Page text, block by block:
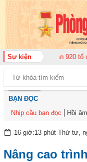
Sự kiện
Không quân 920 tổ chức
BẠN ĐỌC
Nhịp cầu bạn đọc
Hồi âm
16 giờ:13 phút Thứ tư,
Nâng cao